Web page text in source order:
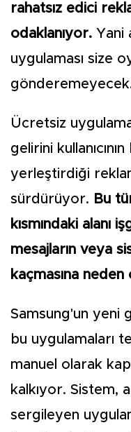
rahatsız edici
odaklanıyor. Yani
uygulaması size
Ücretsiz
gelirini
yerleştirdiği
sürdürüyor. Bu
kısmındaki alanı
mesajların veya
kaçmasına
Samsung'un yeni
bu uygulamaları
manuel olarak
kalkıyor. Sistem,
sergileyen